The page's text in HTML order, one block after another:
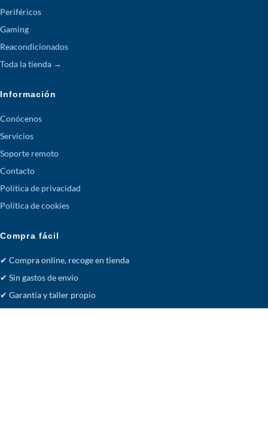
Periféricos
Gaming
Reacondicionados
Toda la tienda →
Información
Conócenos
Servicios
Soporte remoto
Contacto
Política de privacidad
Política de cookies
Compra fácil
✔ Compra online, recoge en tienda
✔ Sin gastos de envío
✔ Garantía y taller propio